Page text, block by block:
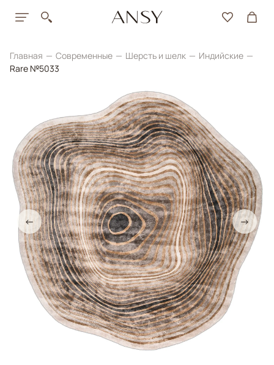
Главная Современные Шерсть и шелк
Индийские
Rare №5033
← →